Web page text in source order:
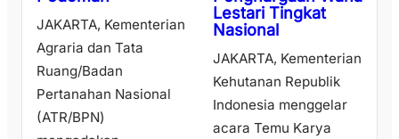
JAKARTA, Kementerian
Agraria dan Tata
Ruang/Badan
Pertanahan Nasional
(ATR/BPN)
Lestari Tingkat
Nasional
JAKARTA, Kementerian
Kehutanan Republik
Indonesia menggelar
acara Temu Karya